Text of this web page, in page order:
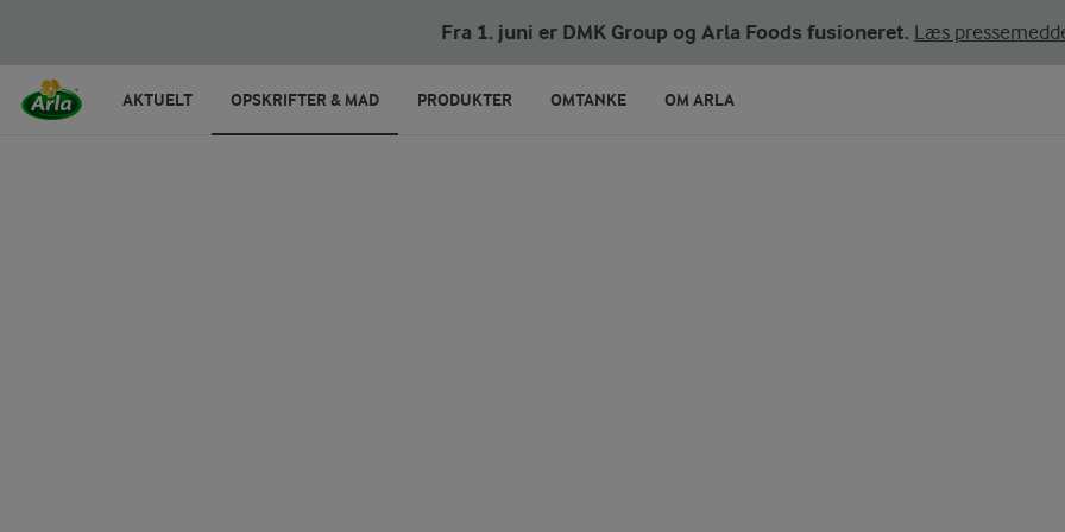
Fra 1. juni er DMK Group og Arla Foods fusioneret. Læs
AKTUELT OPSKRIFTER & MAD PRODUKTER OMTANKE OM ARLA